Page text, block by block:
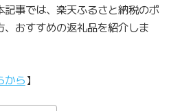
事では、楽天ふるさと納税のポ
おすすめの返礼品を紹介しま
から】